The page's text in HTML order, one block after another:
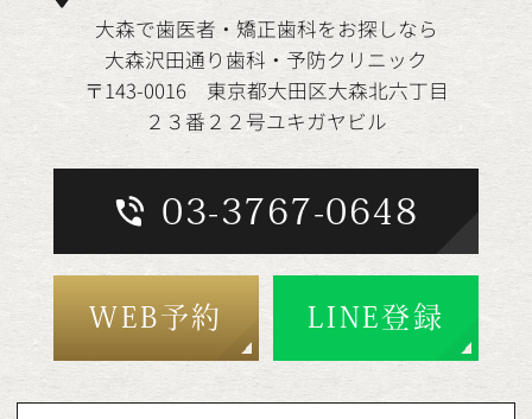
大森で歯医者・矯正歯科をお探しなら
大森沢田通り歯科・予防クリニック
〒143-0016 東京都大田区大森北六丁目
２３番２２号ユキガヤビル
03-3767-0648
WEB予約 LINE登録